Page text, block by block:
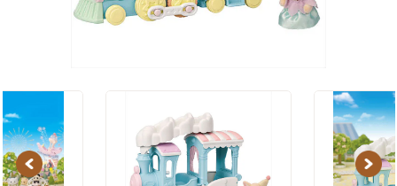
Previous Next